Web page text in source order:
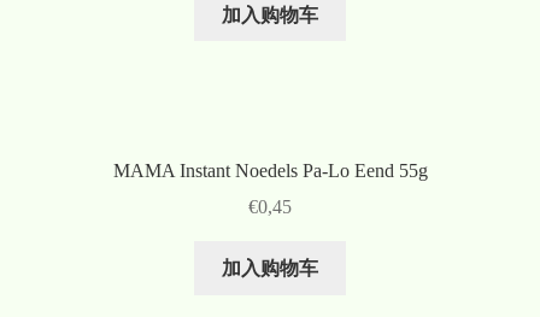
加入购物车
MAMA Instant Noedels Pa-Lo Eend 55g
€0,45
加入购物车